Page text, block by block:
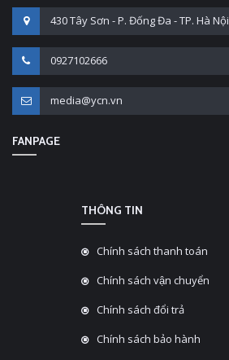
430 Tây Sơn - P. Đống Đa - TP. Hà Nội
0927102666
media@ycn.vn
FANPAGE
THÔNG TIN
Chính sách thanh toán
Chính sách vận chuyển
Chính sách đổi trả
Chính sách bảo hành